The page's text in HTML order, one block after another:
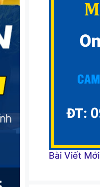
Bài Viết Mới